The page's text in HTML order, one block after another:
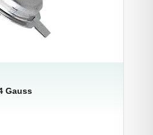
Gauss